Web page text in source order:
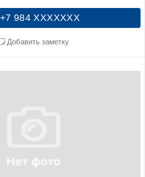
+7 984 XXXXXXX
Добавить заметку